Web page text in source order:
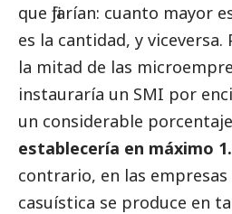
que fijarían: cuanto mayor
es la cantidad, y viceversa.
la mitad de las
instauraría un SMI por
un considerable
establecería en máximo
contrario, en las
casuística se produce en